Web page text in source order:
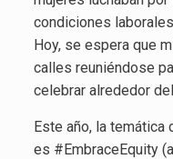
condiciones
Hoy, se espera que
calles reuniéndose
celebrar alrededor
Este año, la temática
es #EmbraceEquity